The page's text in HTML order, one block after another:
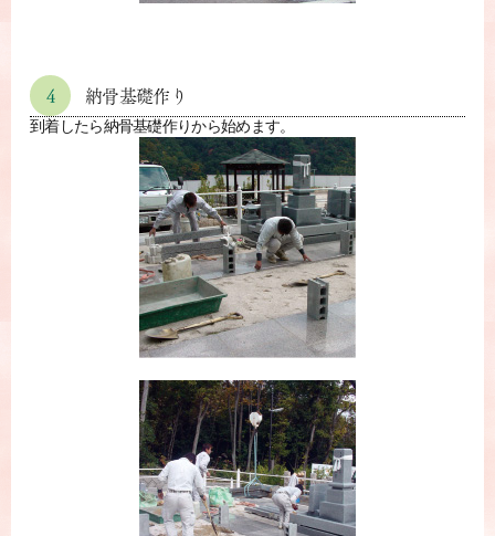
4 納骨基礎作り
到着したら納骨基礎作りから始めます。